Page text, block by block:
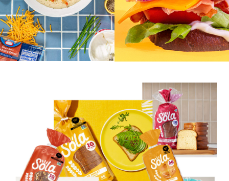
Eritritol